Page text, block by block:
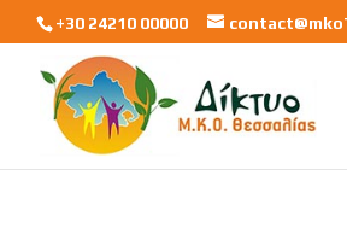
+30 24210 00000